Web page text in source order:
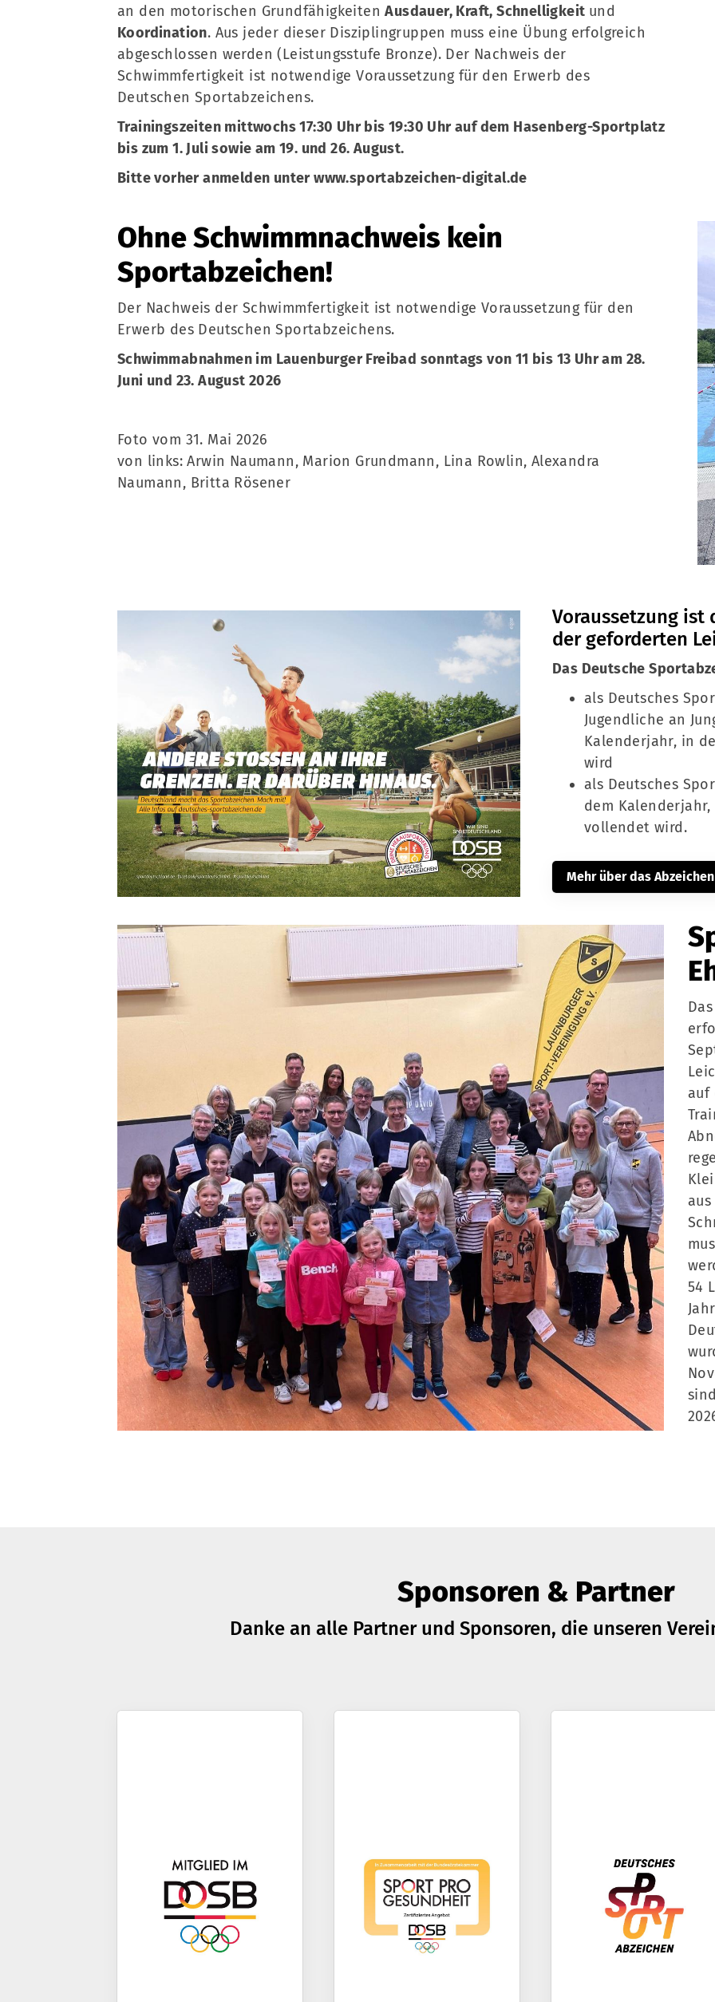
an den motorischen GrundfähigkeitenAusdauer, Kraft, Schnelligkeit und
Koordination. Aus jeder dieser Disziplingruppen muss eine Übung erfolgreich
abgeschlossen werden (Leistungsstufe Bronze). Der Nachweis der
Schwimmfertigkeit ist notwendige Voraussetzung für den Erwerb des
Deutschen Sportabzeichens.
Trainingszeiten mittwochs 17:30 Uhr bis 19:30 Uhr auf dem Hasenberg-Sportplatz
bis zum 1. Juli sowie am 19. und 26. August.
Bitte vorher anmelden unter www.sportabzeichen-digital.de
Ohne Schwimmnachweis kein
Sportabzeichen!
Der Nachweis der Schwimmfertigkeit ist notwendige Voraussetzung für den
Erwerb des Deutschen Sportabzeichens.
Schwimmabnahmen im Lauenburger Freibad sonntags von 11 bis 13 Uhr am 28.
Juni und 23. August 2026
Foto vom 31. Mai 2026
von links: Arwin Naumann, Marion Grundmann, Lina Rowlin, Alexandra
Naumann, Britta Rösener
Voraussetzung ist
der geforderten
Das Deutsche
als Deutsches
Jugendliche an
Kalenderjahr, in
wird
als Deutsches
dem
vollendet wird.
Mehr über das
auf
54
Sponsoren & Partner
Danke an alle Partner und Sponsoren, die unseren